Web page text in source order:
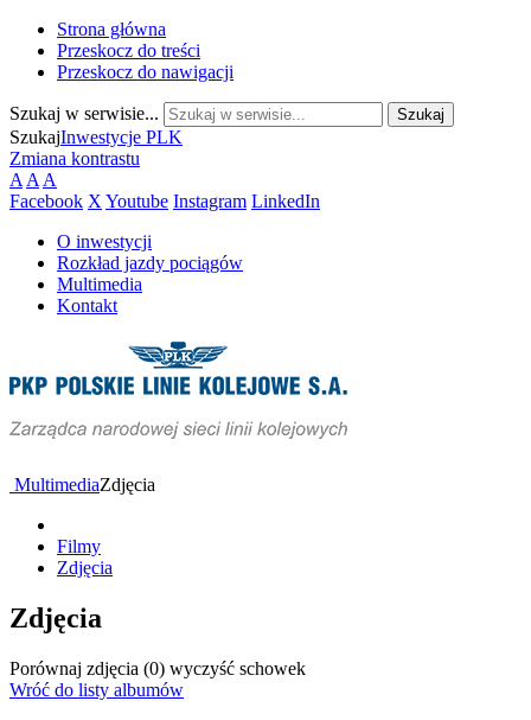
Strona główna
Przeskocz do treści
Przeskocz do nawigacji
Szukaj w serwisie...
SzukajInwestycje PLK
Zmiana kontrastu
A A A
Facebook X Youtube Instagram LinkedIn
O inwestycji
Rozkład jazdy pociągów
Multimedia
Kontakt
MultimediaZdjęcia
Filmy
Zdjęcia
Zdjęcia
Porównaj zdjęcia (0) wyczyść schowek
Wróć do listy albumów